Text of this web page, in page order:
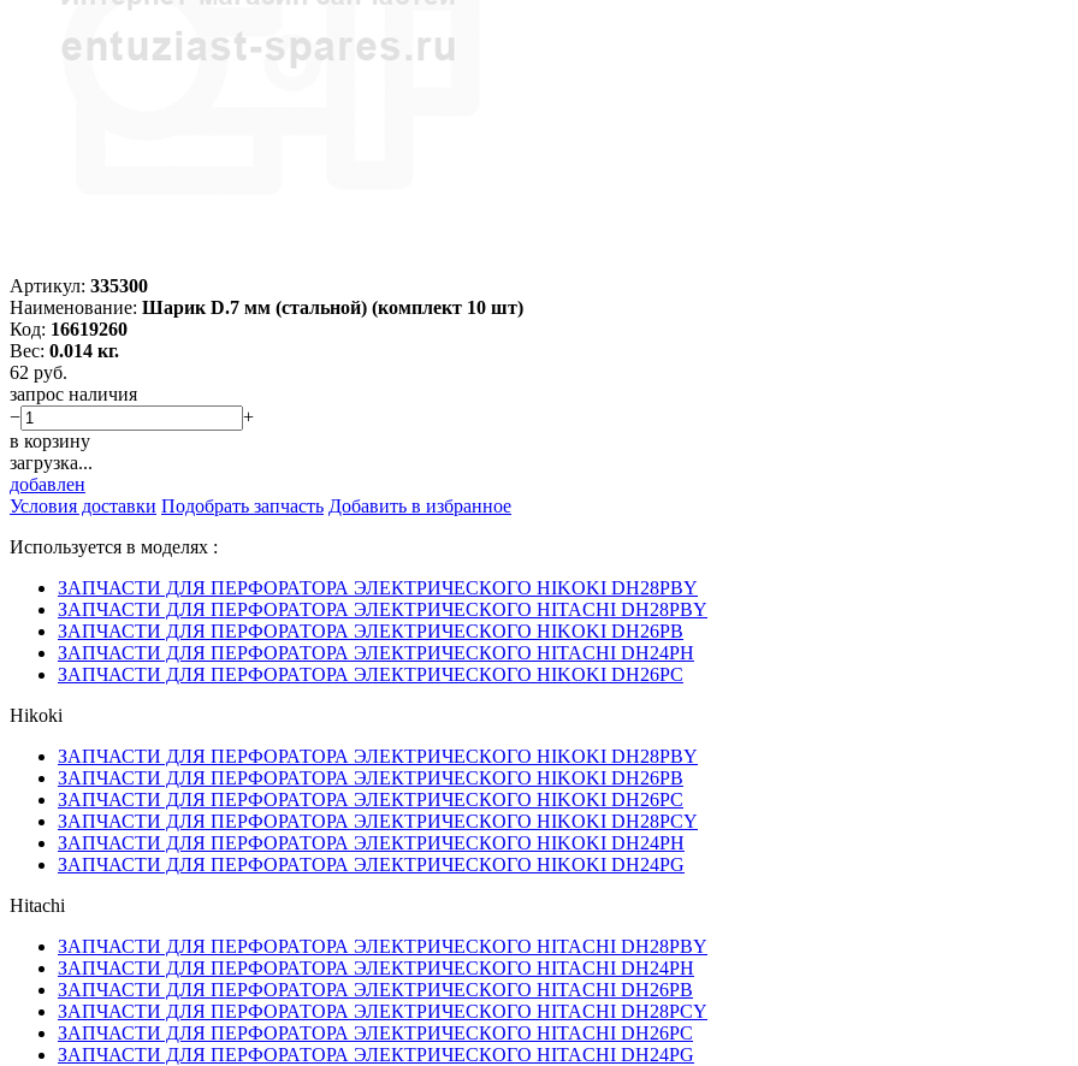
Артикул: 335300
Наименование: Шарик D.7 мм (стальной) (комплект 10 шт)
Код: 16619260
Вес: 0.014 кг.
62 руб.
запрос наличия
−
+
в корзину
загрузка...
добавлен
Условия доставки Подобрать запчасть Добавить в избранное
Используется в моделях :
ЗАПЧАСТИ ДЛЯ ПЕРФОРАТОРА ЭЛЕКТРИЧЕСКОГО HIKOKI DH28PBY
ЗАПЧАСТИ ДЛЯ ПЕРФОРАТОРА ЭЛЕКТРИЧЕСКОГО HITACHI DH28PBY
ЗАПЧАСТИ ДЛЯ ПЕРФОРАТОРА ЭЛЕКТРИЧЕСКОГО HIKOKI DH26PB
ЗАПЧАСТИ ДЛЯ ПЕРФОРАТОРА ЭЛЕКТРИЧЕСКОГО HITACHI DH24PH
ЗАПЧАСТИ ДЛЯ ПЕРФОРАТОРА ЭЛЕКТРИЧЕСКОГО HIKOKI DH26PC
Hikoki
ЗАПЧАСТИ ДЛЯ ПЕРФОРАТОРА ЭЛЕКТРИЧЕСКОГО HIKOKI DH28PBY
ЗАПЧАСТИ ДЛЯ ПЕРФОРАТОРА ЭЛЕКТРИЧЕСКОГО HIKOKI DH26PB
ЗАПЧАСТИ ДЛЯ ПЕРФОРАТОРА ЭЛЕКТРИЧЕСКОГО HIKOKI DH26PC
ЗАПЧАСТИ ДЛЯ ПЕРФОРАТОРА ЭЛЕКТРИЧЕСКОГО HIKOKI DH28PCY
ЗАПЧАСТИ ДЛЯ ПЕРФОРАТОРА ЭЛЕКТРИЧЕСКОГО HIKOKI DH24PH
ЗАПЧАСТИ ДЛЯ ПЕРФОРАТОРА ЭЛЕКТРИЧЕСКОГО HIKOKI DH24PG
Hitachi
ЗАПЧАСТИ ДЛЯ ПЕРФОРАТОРА ЭЛЕКТРИЧЕСКОГО HITACHI DH28PBY
ЗАПЧАСТИ ДЛЯ ПЕРФОРАТОРА ЭЛЕКТРИЧЕСКОГО HITACHI DH24PH
ЗАПЧАСТИ ДЛЯ ПЕРФОРАТОРА ЭЛЕКТРИЧЕСКОГО HITACHI DH26PB
ЗАПЧАСТИ ДЛЯ ПЕРФОРАТОРА ЭЛЕКТРИЧЕСКОГО HITACHI DH28PCY
ЗАПЧАСТИ ДЛЯ ПЕРФОРАТОРА ЭЛЕКТРИЧЕСКОГО HITACHI DH26PC
ЗАПЧАСТИ ДЛЯ ПЕРФОРАТОРА ЭЛЕКТРИЧЕСКОГО HITACHI DH24PG